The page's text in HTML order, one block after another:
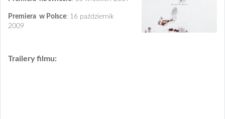
Premiera w Polsce: 16 październik
2009
Trailery filmu: